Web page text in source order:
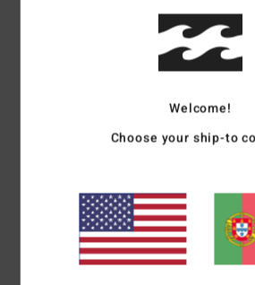
Código de Cor
Design sem alças
Envio& Devoluciones
Welcome!
Choose your ship-to